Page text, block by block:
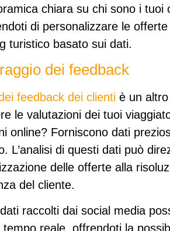
chiara su chi sono i
di personalizzare le
turistico basato sui dati.
dei feedback
feedback dei clienti è un
le valutazioni dei tuoi
online? Forniscono dati
L’analisi di questi dati può
delle offerte alla
del cliente.
raccolti dai social media
tempo reale, offrendoti la